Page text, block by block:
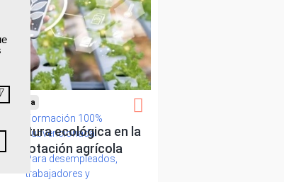
Formación 100%
subvencionada.
Para desempleados,
trabajadores y
Femxa
ecológica en la
explotación agrícola